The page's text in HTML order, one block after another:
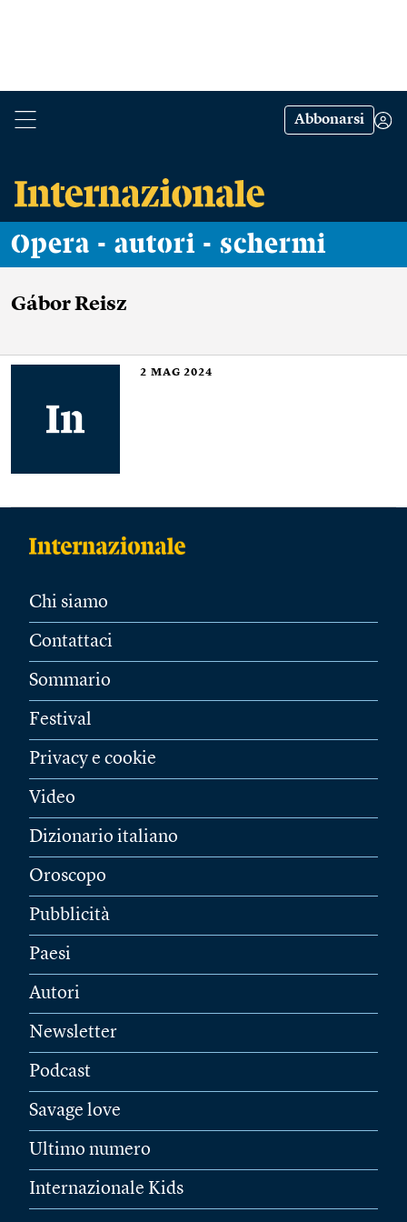
Abbonarsi
Opera - autori - schermi
Gábor Reisz
2 MAG 2024
Chi siamo
Contattaci
Sommario
Festival
Privacy e cookie
Video
Dizionario italiano
Oroscopo
Pubblicità
Paesi
Autori
Newsletter
Podcast
Savage love
Ultimo numero
Internazionale Kids